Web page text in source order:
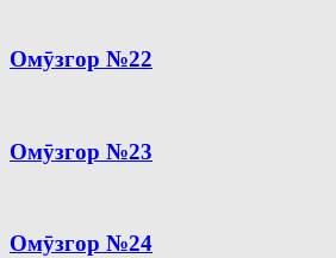
Омӯзгор №22
Омӯзгор №23
Омӯзгор №24